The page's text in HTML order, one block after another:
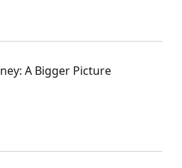
A Bigger Picture